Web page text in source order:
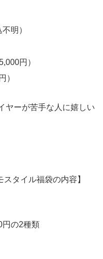
明）
円）
）
ヤーが苦手な人に嬉しい
スタイル福袋の内容】
円の2種類